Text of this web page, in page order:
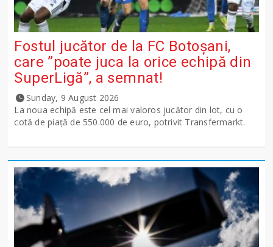
Fostul jucător de la FC Botoșani,
care ”poate juca la orice echipă din
SuperLigă”, a semnat!
Sunday, 9 August 2026
La noua echipă este cel mai valoros jucător din lot, cu o
cotă de piață de 550.000 de euro, potrivit Transfermarkt.